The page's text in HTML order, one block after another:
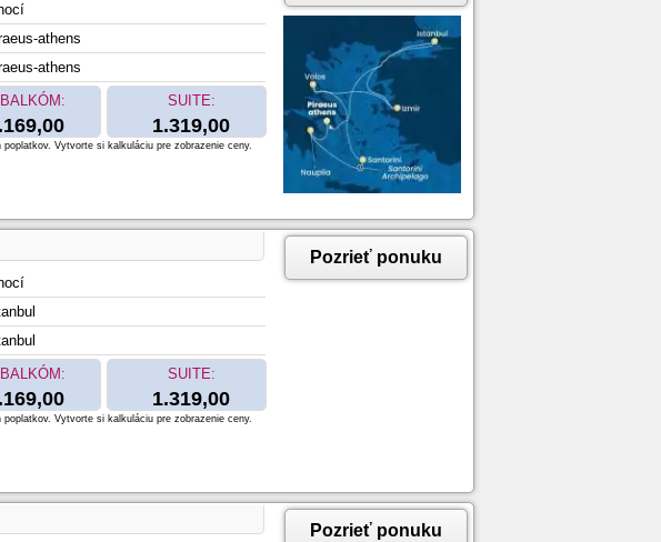
athens
athens
SUITE:
1.319,00
Vytvorte si kalkuláciu pre zobrazenie ceny.
SUITE:
1.319,00
Pozrieť ponuku
Vytvorte si kalkuláciu pre zobrazenie ceny.
Pozrieť ponuku